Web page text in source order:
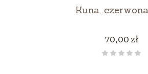
Kuna,
Cena
70,00 zł